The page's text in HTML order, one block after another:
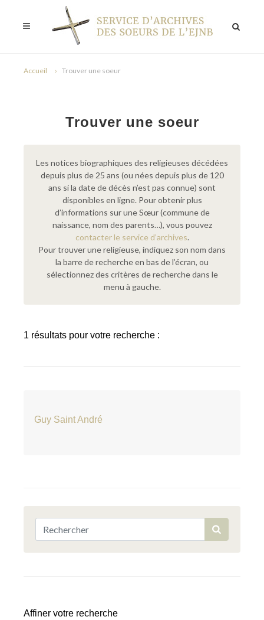
Accueil Trouver une soeur
Trouver une soeur
Les notices biographiques des religieuses décédées
depuis plus de 25 ans (ou nées depuis plus de 120
ans si la date de décès n’est pas connue) sont
disponibles en ligne. Pour obtenir plus
d’informations sur une Sœur (commune de
naissance, nom des parents…), vous pouvez
contacter le service d’archives.
Pour trouver une religieuse, indiquez son nom dans
la barre de recherche en bas de l’écran, ou
sélectionnez des critères de recherche dans le
menu à gauche.
1 résultats pour votre recherche :
Guy Saint André
Affiner votre recherche